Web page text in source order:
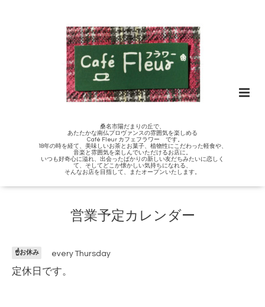
桑名市陽だまりの丘で、
あたたかな南仏プロヴァンスの雰囲気を楽しめる
Café Fleur カフェフラワー です。
18年の時を経て、美味しいお茶とお菓子、植物性にこだわった軽食や、
音楽と雰囲気を楽しんでいただけるお店に。
いつも好奇心に溢れ、出会ったばかりの新しい友だちみたいに恋しく
て、そしてどこか懐かしい気持ちになれる、
そんなお店を目指して、またオープンいたします。
営業予定カレンダー
☝️お休み every Thursday
定休日です。